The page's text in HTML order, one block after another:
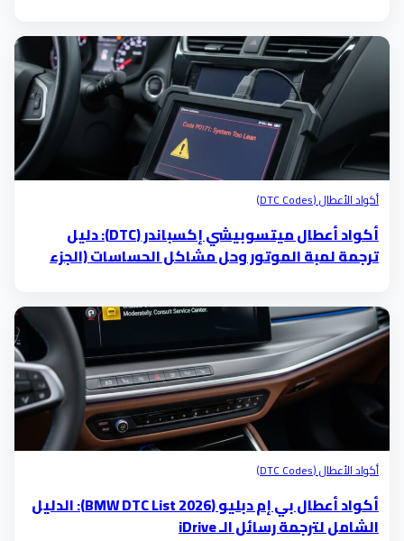
أكواد الأعطال (DTC Codes)
أكواد أعطال ميتسوبيشي إكسباندر (DTC): دليل
ترجمة لمبة الموتور وحل مشاكل الحساسات (الجزء
أكواد الأعطال (DTC Codes)
أكواد أعطال بي إم دبليو (BMW DTC List 2026): الدليل
الشامل لترجمة رسائل الـ iDrive